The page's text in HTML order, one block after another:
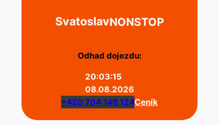
SvatoslavNONSTOP
Odhad dojezdu:
20:03:15
08.08.2026
+420 704 149 124Ceník